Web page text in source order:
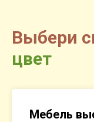
Выбери
цвет
Мебель